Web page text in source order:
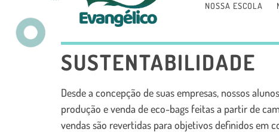
NOSSA ESCOLA
SUSTENTABILIDADE
Desde a concepção de suas empresas, nossos
produção e venda de eco-bags feitas a partir de
vendas são revertidas para objetivos definidos em